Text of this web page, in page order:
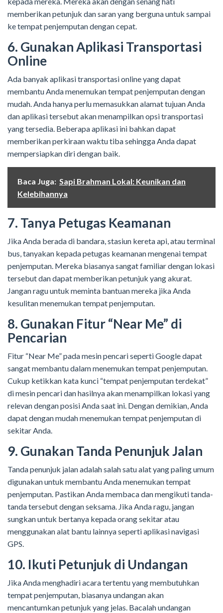
memberikan petunjuk dan saran yang berguna untuk sampai
ke tempat penjemputan dengan cepat.
6. Gunakan Aplikasi Transportasi
Online
Ada banyak aplikasi transportasi online yang dapat
membantu Anda menemukan tempat penjemputan dengan
mudah. Anda hanya perlu memasukkan alamat tujuan Anda
dan aplikasi tersebut akan menampilkan opsi transportasi
yang tersedia. Beberapa aplikasi ini bahkan dapat
memberikan perkiraan waktu tiba sehingga Anda dapat
mempersiapkan diri dengan baik.
Baca Juga: Sapi Brahman Lokal: Keunikan dan
Kelebihannya
7. Tanya Petugas Keamanan
Jika Anda berada di bandara, stasiun kereta api, atau terminal
bus, tanyakan kepada petugas keamanan mengenai tempat
penjemputan. Mereka biasanya sangat familiar dengan lokasi
tersebut dan dapat memberikan petunjuk yang akurat.
Jangan ragu untuk meminta bantuan mereka jika Anda
kesulitan menemukan tempat penjemputan.
8. Gunakan Fitur “Near Me” di
Pencarian
Fitur “Near Me” pada mesin pencari seperti Google dapat
sangat membantu dalam menemukan tempat penjemputan.
Cukup ketikkan kata kunci “tempat penjemputan terdekat”
di mesin pencari dan hasilnya akan menampilkan lokasi yang
relevan dengan posisi Anda saat ini. Dengan demikian, Anda
dapat dengan mudah menemukan tempat penjemputan di
sekitar Anda.
9. Gunakan Tanda Penunjuk Jalan
Tanda penunjuk jalan adalah salah satu alat yang paling umum
digunakan untuk membantu Anda menemukan tempat
penjemputan. Pastikan Anda membaca dan mengikuti tanda-
tanda tersebut dengan seksama. Jika Anda ragu, jangan
sungkan untuk bertanya kepada orang sekitar atau
menggunakan alat bantu lainnya seperti aplikasi navigasi
GPS.
10. Ikuti Petunjuk di Undangan
Jika Anda menghadiri acara tertentu yang membutuhkan
tempat penjemputan, biasanya undangan akan
mencantumkan petunjuk yang jelas. Bacalah undangan